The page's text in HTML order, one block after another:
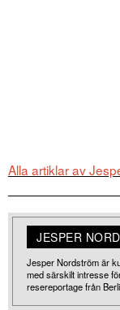
Alla artiklar av
JESPER
Jesper Nordström är
med särskilt intresse
resereportage från